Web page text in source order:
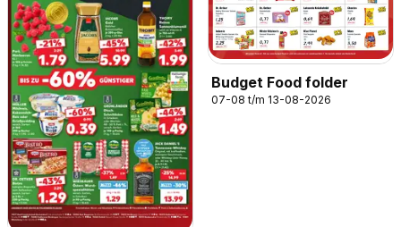
Budget Food folder
07-08 t/m 13-08-2026